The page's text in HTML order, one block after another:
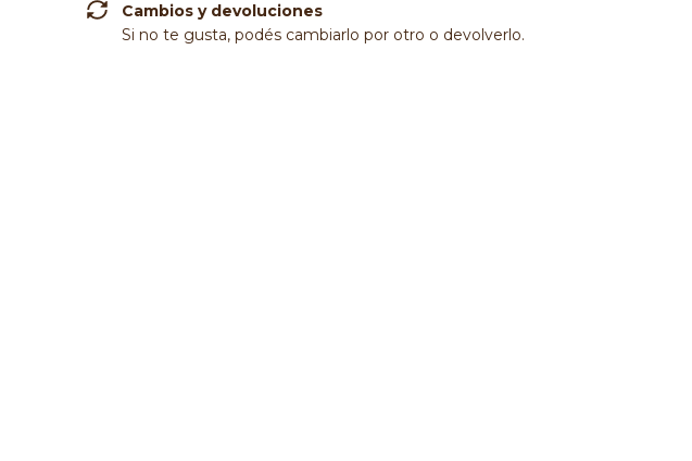
Cambios y devoluciones
Si no te gusta, podés cambiarlo por otro o devolverlo.